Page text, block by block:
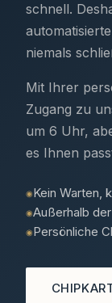
schnell.
niemals
Mit Ihrer
Zugang zu
um 6 Uhr,
es Ihnen
◉Kein Warten,
◉Außerhalb
◉Persönliche